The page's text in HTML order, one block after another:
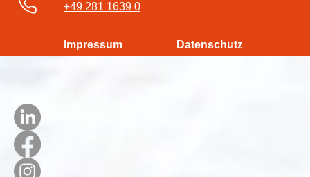
+49 281 1639 0
Impressum Datenschutz